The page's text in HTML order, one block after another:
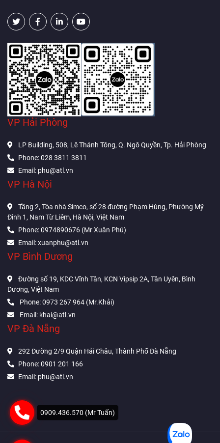
VP Hải Phòng
LP Building, 508, Lê Thánh Tông, Q. Ngô Quyền, Tp. Hải Phòng
Phone: 028 3811 3811
Email: phu@atl.vn
VP Hà Nội
Tầng 2, Tòa nhà Simco, số 28 đường Phạm Hùng, Phường Mỹ
Đình 1, Nam Từ Liêm, Hà Nội, Việt Nam
Phone: 0974890676 (Mr Xuân Phú)
Email: xuanphu@atl.vn
VP Bình Dương
Đường số 19, KDC Vĩnh Tân, KCN Vipsip 2A, Tân Uyên, Bình
Dương, Việt Nam
Phone: 0973 267 964 (Mr.Khải)
Email: khai@atl.vn
VP Đà Nẵng
292 Đường 2/9 Quận Hải Châu, Thành Phố Đà Nẵng
Phone: 0901 201 166
Email: phu@atl.vn
0909.436.570 (Mr Tuấn)